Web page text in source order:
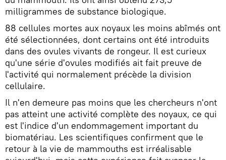
milligrammes de substance biologique.
88 cellules mortes aux noyaux les moins abîmés ont
été sélectionnées, dont certains ont été introduits
dans des ovules vivants de rongeur. Il est curieux
qu'une série d'ovules modifiés ait fait preuve de
l'activité qui normalement précède la division
cellulaire.
Il n'en demeure pas moins que les chercheurs n'ont
pas atteint une activité complète des noyaux, ce qui
est l'indice d'un endommagement important du
biomatériau. Les scientifiques confirment que le
retour à la vie de mammouths est irréalisable